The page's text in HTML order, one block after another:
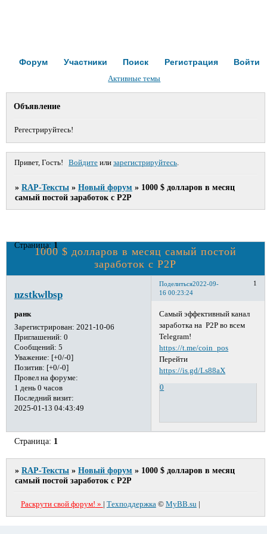
Форум Участники Поиск Регистрация Войти
Активные темы
Объявление
Регестрируйтесь!
Привет, Гость! Войдите илизарегистрируйтесь.
»RAP-Тексты »Новый форум » 1000 $ долларов в месяц
самый постой заработок с P2P
1000 $ долларов в месяц самый постой
заработок с P2P
Страница:1
Поделиться 1
2022-09-
16 00:23:24
nzstkwlbsp
ранк
Зарегистрирован: 2021-10-06
Приглашений: 0
Сообщений: 5
Уважение: [+0/-0]
Позитив: [+0/-0]
Провел на форуме:
1 день 0 часов
Последний визит:
2025-01-13 04:43:49
Самый эффективный канал
заработка на P2P во всем
Telegram!
https://t.me/coin_pos
Перейти
https://is.gd/Ls88aX
0
Страница: 1
»RAP-Тексты »Новый форум » 1000 $ долларов в месяц
самый постой заработок с P2P
Раскрути свой форум! » | Техподдержка© MyBB.su|